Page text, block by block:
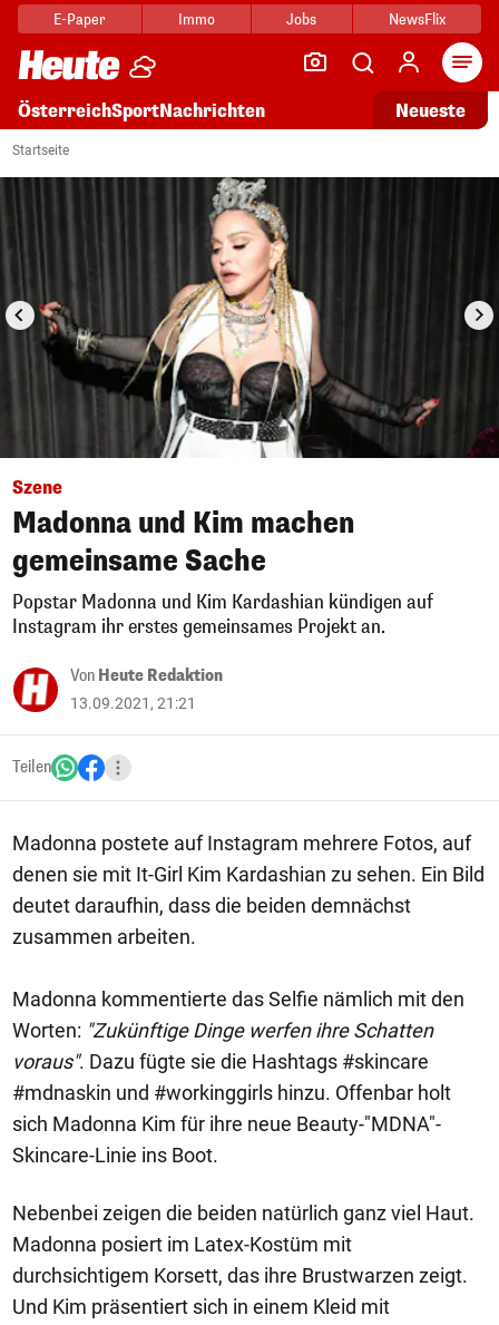
E-Paper Immo Jobs NewsFlix
ÖsterreichSportNachrichten Neueste
Startseite
1/19
Szene
Madonna und Kim machen
gemeinsame Sache
Popstar Madonna und Kim Kardashian kündigen auf
Instagram ihr erstes gemeinsames Projekt an.
Von Heute Redaktion
13.09.2021, 21:21
Teilen
Madonna postete auf Instagram mehrere Fotos, auf
denen sie mit It-Girl Kim Kardashian zu sehen. Ein Bild
deutet daraufhin, dass die beiden demnächst
zusammen arbeiten.
Madonna kommentierte das Selfie nämlich mit den
Worten: "Zukünftige Dinge werfen ihre Schatten
voraus". Dazu fügte sie die Hashtags #skincare
#mdnaskin und #workinggirls hinzu. Offenbar holt
sich Madonna Kim für ihre neue Beauty-"MDNA"-
Skincare-Linie ins Boot.
Nebenbei zeigen die beiden natürlich ganz viel Haut.
Madonna posiert im Latex-Kostüm mit
durchsichtigem Korsett, das ihre Brustwarzen zeigt.
Und Kim präsentiert sich in einem Kleid mit